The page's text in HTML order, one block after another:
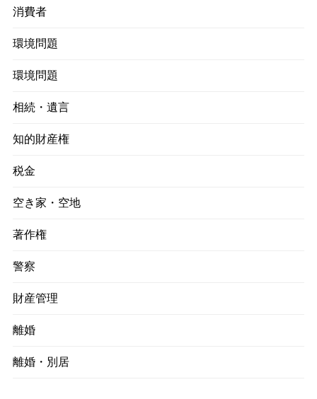
消費者
環境問題
環境問題
相続・遺言
知的財産権
税金
空き家・空地
著作権
警察
財産管理
離婚
離婚・別居